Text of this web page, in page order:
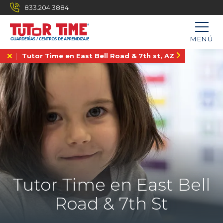
833.204.3884
MENÚ
Tutor Time en East Bell Road & 7th st, AZ
Tutor Time en East Bell
Road & 7th St